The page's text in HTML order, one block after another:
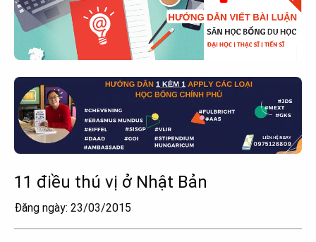
11 điều thú vị ở Nhật Bản
Đăng ngày: 23/03/2015